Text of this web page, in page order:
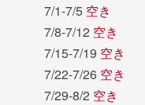
7/1-7/5 空き
7/8-7/12 空き
7/15-7/19 空き
7/22-7/26 空き
7/29-8/2 空き